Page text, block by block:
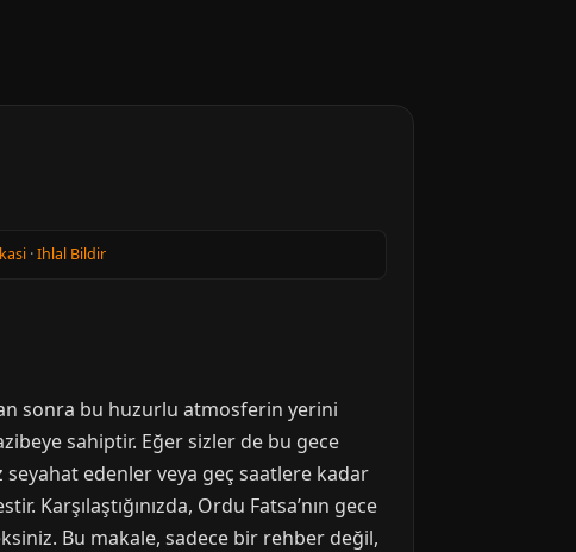
·Ihlal Bildir
sonra bu huzurlu atmosferin yerini
sahiptir. Eğer sizler de bu gece
seyahat edenler veya geç saatlere kadar
Karşılaştığınızda, Ordu Fatsa’nın gece
Bu makale, sadece bir rehber değil,